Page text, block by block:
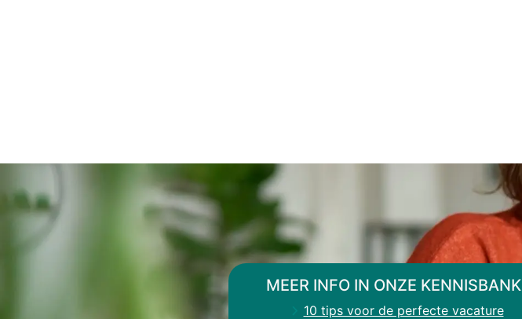
MEER INFO IN ONZE KENNISBANK
10 tips voor de perfecte vacature